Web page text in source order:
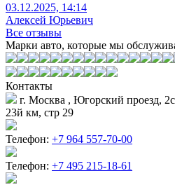
03.12.2025, 14:14
Алексей Юрьевич
Все отзывы
Марки авто, которые мы
Контакты
г. Москва , Югорский проезд,
23й км, стр 29
Телефон: +7 964 557-70-00
Телефон: +7 495 215-18-61